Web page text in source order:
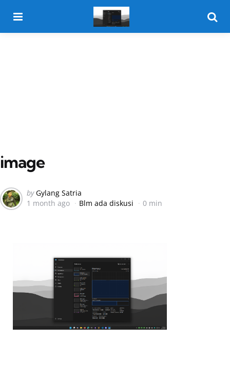
image
Posted
by
by Gylang Satria
1 month ago
Blm ada diskusi 0 min